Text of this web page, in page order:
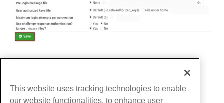
cópia de URL
This website uses tracking technologies to enable
our website functionalities, to enhance user